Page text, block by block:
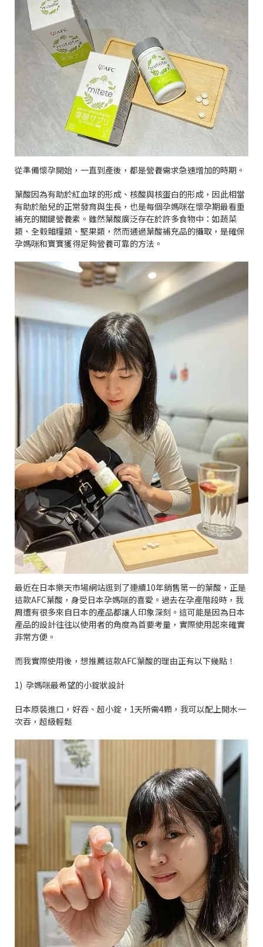
從準備懷孕開始，一直到產後，都是營養需求急速增加的時期。
葉酸因為有助於紅血球的形成、核酸與核蛋白的形成，因此相當
有助於胎兒的正常發育與生長，也是每個孕媽咪在懷孕期最看重
補充的關鍵營養素。雖然葉酸廣泛存在於許多食物中：如蔬菜
類、全榖雜糧類、堅果類，然而通過葉酸補充品的攝取，是確保
孕媽咪和寶寶獲得足夠營養可靠的方法。
最近在日本樂天市場網站逛到了連續10年銷售第一的葉酸，正是
這款AFC葉酸，身受日本孕媽咪的喜愛。過去在孕產階段時，我
周遭有很多來自日本的產品都讓人印象深刻。這可能是因為日本
產品的設計往往以使用者的角度為首要考量，實際使用起來確實
非常方便。
而我實際使用後，想推薦這款AFC葉酸的理由正有以下幾點！
1) 孕媽咪最希望的小錠狀設計
日本原裝進口，好吞、超小錠， 1天所需4顆，我可以配上開水一
次吞，超級輕鬆